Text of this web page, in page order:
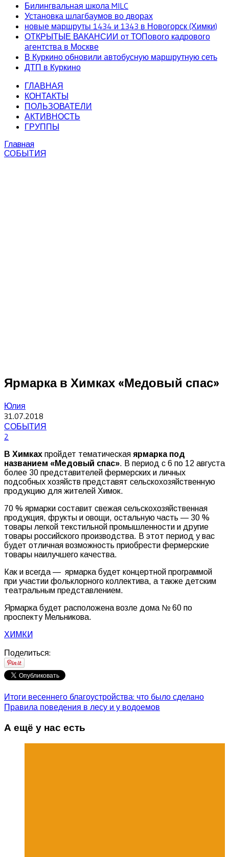
Билингвальная школа MILC
Установка шлагбаумов во дворах
новые маршруты 1434 и 1343 в Новогорск (Химки)
ОТКРЫТЫЕ ВАКАНСИИ от ТОПового кадрового
агентства в Москве
В Куркино обновили автобусную маршрутную сеть
ДТП в Куркино
ГЛАВНАЯ
КОНТАКТЫ
ПОЛЬЗОВАТЕЛИ
АКТИВНОСТЬ
ГРУППЫ
Главная
СОБЫТИЯ
Ярмарка в Химках «Медовый спас»
Юлия
31.07.2018
СОБЫТИЯ
2
В Химках пройдет тематическая ярмарка под
названием «Медовый спас». В период с 6 по 12 августа
более 30 представителей фермерских и личных
подсобных хозяйств представят сельскохозяйственную
продукцию для жителей Химок.
70 % ярмарки составит свежая сельскохозяйственная
продукция, фрукты и овощи, остальную часть — 30 %
товары легкой текстильной промышленности и другие
товары российского производства. В этот период у вас
будет отличная возможность приобрести фермерские
товары наилучшего качества.
Как и всегда — ярмарка будет концертной программой
при участии фольклорного коллектива, а также детским
театральным представлением.
Ярмарка будет расположена возле дома № 60 по
проспекту Мельникова.
ХИМКИ
Поделиться:
Итоги весеннего благоустройства: что было сделано
Правила поведения в лесу и у водоемов
А ещё у нас есть